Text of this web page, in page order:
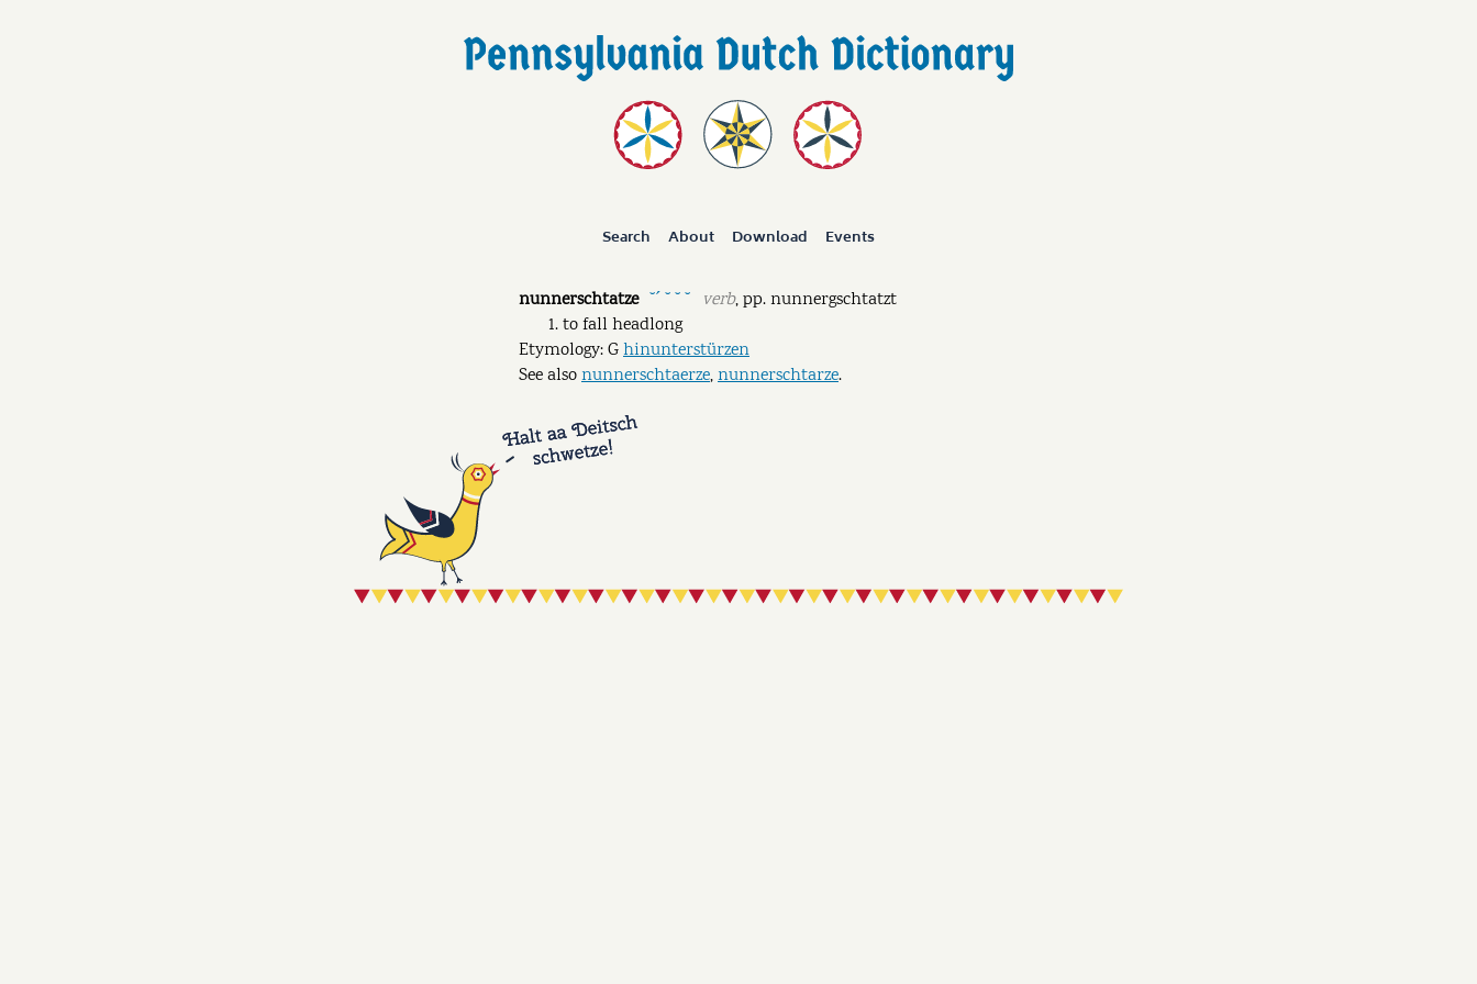
Search About Download Events
nunnerschtatze ˘ˊ ˘ ˘ ˘ verb,pp.nunnergschtatzt
to fall headlong
Etymology: Ghinunterstürzen
See alsonunnerschtaerze,nunnerschtarze.